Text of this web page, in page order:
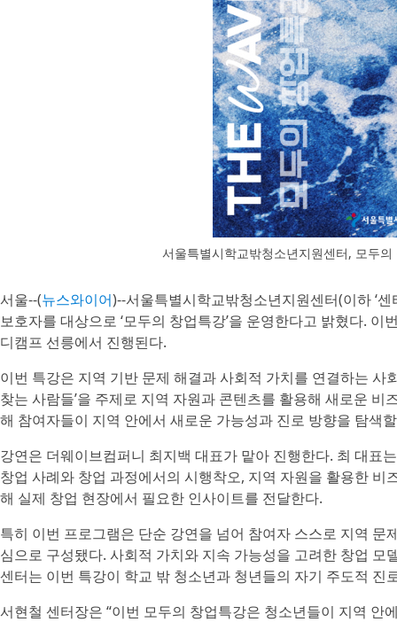
서울특별시학교밖청소년지원센터, 모두의
서울--(뉴스와이어)--서울특별시학교밖청소년지원센터(이하 ‘
보호자를 대상으로 ‘모두의 창업특강’을 운영한다고 밝혔다.
디캠프 선릉에서 진행된다.
이번 특강은 지역 기반 문제 해결과 사회적 가치를 연결하는
찾는 사람들’을 주제로 지역 자원과 콘텐츠를 활용해 새로운
해 참여자들이 지역 안에서 새로운 가능성과 진로 방향을 탐색
강연은 더웨이브컴퍼니 최지백 대표가 맡아 진행한다. 최 대표
창업 사례와 창업 과정에서의 시행착오, 지역 자원을 활용한
해 실제 창업 현장에서 필요한 인사이트를 전달한다.
특히 이번 프로그램은 단순 강연을 넘어 참여자 스스로 지역
심으로 구성됐다. 사회적 가치와 지속 가능성을 고려한 창업
센터는 이번 특강이 학교 밖 청소년과 청년들의 자기 주도적
서현철 센터장은 “이번 모두의 창업특강은 청소년들이 지역